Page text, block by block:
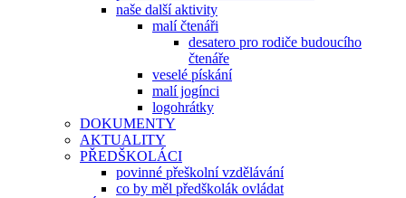
naše další aktivity
malí čtenáři
desatero pro rodiče budoucího
čtenáře
veselé pískání
malí jogínci
logohrátky
DOKUMENTY
AKTUALITY
PŘEDŠKOLÁCI
povinné přeškolní vzdělávání
co by měl předškolák ovládat